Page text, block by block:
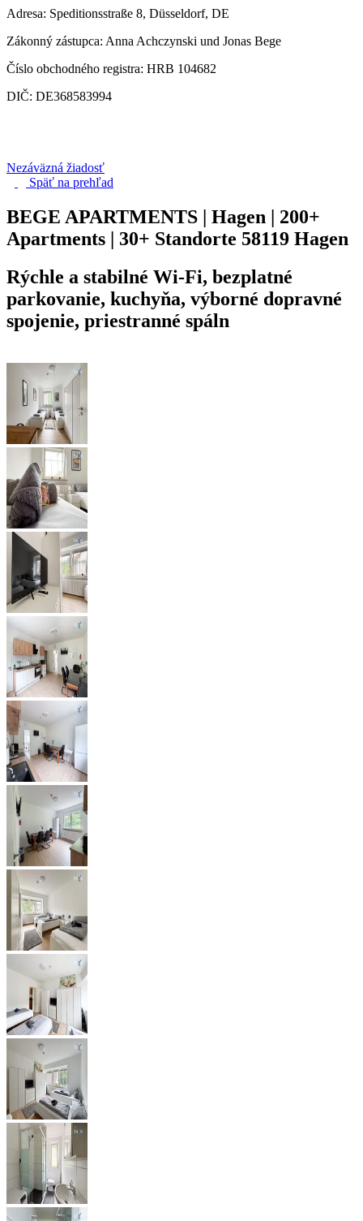
Adresa: Speditionsstraße 8, Düsseldorf, DE
Zákonný zástupca: Anna Achczynski und Jonas Bege
Číslo obchodného registra: HRB 104682
DIČ: DE368583994
Nezáväzná žiadosť
Späť na prehľad
BEGE APARTMENTS | Hagen | 200+
Apartments | 30+ Standorte 58119 Hagen
Rýchle a stabilné Wi-Fi, bezplatné
parkovanie, kuchyňa, výborné dopravné
spojenie, priestranné spáln